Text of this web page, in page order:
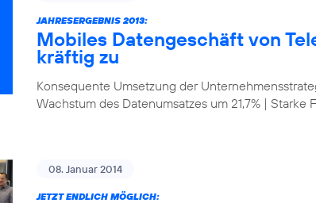
JAHRESERGEBNIS 2013:
Mobiles Datengeschäft von
kräftig zu
Konsequente Umsetzung der
Wachstum des Datenumsatzes um 21,7% | Starke
08. Januar 2014
JETZT ENDLICH MÖGLICH: